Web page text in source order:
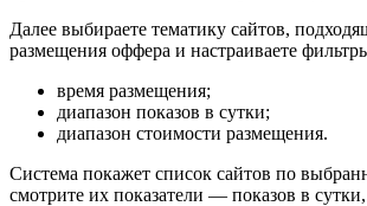
Далее выбираете тематику сайтов,
размещения оффера и настраиваете
время размещения;
диапазон показов в сутки;
диапазон стоимости размещения.
Система покажет список сайтов по
смотрите их показатели — показов в